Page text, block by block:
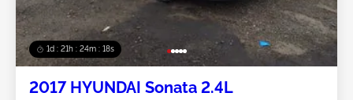
1d : 21h : 24m : 15s
2017 HYUNDAI Sonata 2.4L